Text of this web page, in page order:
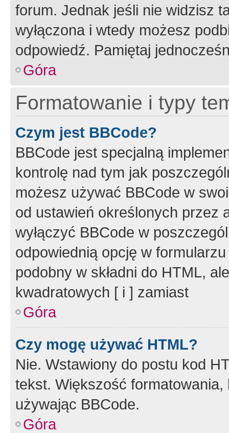
forum. Jednak jeśli nie widzisz
wyłączona i wtedy możesz
odpowiedź. Pamiętaj
Góra
Formatowanie i typy
Czym jest BBCode?
BBCode jest specjalną
kontrolę nad tym jak
możesz używać BBCode w
od ustawień określonych przez
wyłączyć BBCode w
odpowiednią opcję w
podobny w składni do HTML,
kwadratowych [ i ] zamiast
Góra
Czy mogę używać HTML?
Nie. Wstawiony do postu kod
tekst. Większość
używając BBCode.
Góra